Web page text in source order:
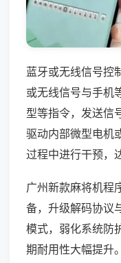
蓝牙或无线信号控
或无线信号与手机
型等指令，发送信
驱动内部微型电机
过程中进行干预，
广州新款麻将机程
备，升级解码协议
模式，弱化系统防
期耐用性大幅提升。